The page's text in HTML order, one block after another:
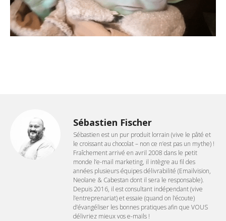
Sébastien Fischer
Sébastien est un pur produit lorrain (vive le pâté et
le croissant au chocolat – non ce n’est pas un mythe) !
Fraîchement arrivé en avril 2008 dans le petit
monde l’e-mail marketing, il intègre au fil des
années plusieurs équipes délivrabilité (Emailvision,
Neolane & Cabestan dont il sera le responsable).
Depuis 2016, il est consultant indépendant (vive
l’entreprenariat) et essaie (quand on l’écoute)
d’évangéliser les bonnes pratiques afin que VOUS
délivriez mieux vos e-mails !